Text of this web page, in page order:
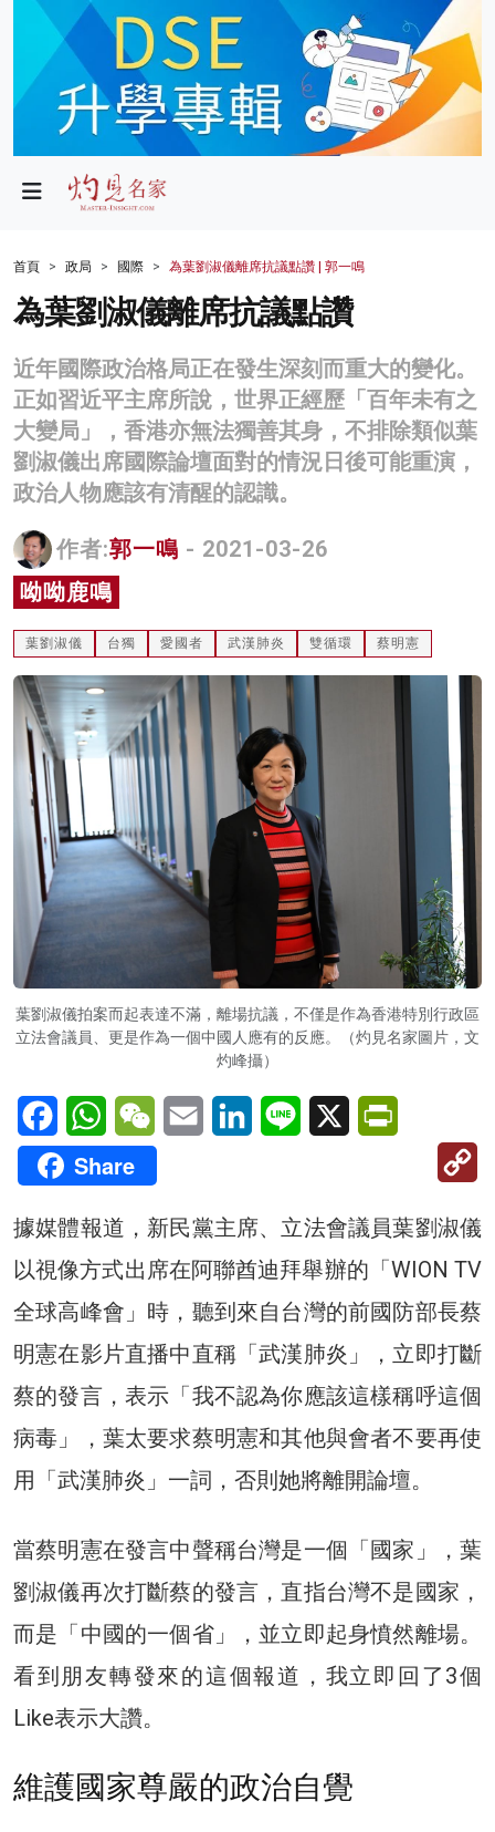
政局
財經
生活
商業
科技
影片
名家榜
灼見活動
首頁 政局 國際 為葉劉淑儀離席抗議點讚 | 郭一鳴
為葉劉淑儀離席抗議點讚
近年國際政治格局正在發生深刻而重大的變化。
正如習近平主席所說，世界正經歷「百年未有之
大變局」，香港亦無法獨善其身，不排除類似葉
劉淑儀出席國際論壇面對的情況日後可能重演，
政治人物應該有清醒的認識。
作者:郭一鳴 - 2021-03-26
呦呦鹿鳴
葉劉淑儀 台獨 愛國者 武漢肺炎 雙循環 蔡明憲
葉劉淑儀拍案而起表達不滿，離場抗議，不僅是作為香港特別行政區
立法會議員、更是作為一個中國人應有的反應。（灼見名家圖片，文
灼峰攝）
FacebookWhatsAppWeChatEmail LinkedInLine X
Share
據媒體報道，新民黨主席、立法會議員葉劉淑儀
以視像方式出席在阿聯酋迪拜舉辦的「WION TV
全球高峰會」時，聽到來自台灣的前國防部長蔡
明憲在影片直播中直稱「武漢肺炎」，立即打斷
蔡的發言，表示「我不認為你應該這樣稱呼這個
病毒」，葉太要求蔡明憲和其他與會者不要再使
用「武漢肺炎」一詞，否則她將離開論壇。
當蔡明憲在發言中聲稱台灣是一個「國家」，葉
劉淑儀再次打斷蔡的發言，直指台灣不是國家，
而是「中國的一個省」，並立即起身憤然離場。
看到朋友轉發來的這個報道，我立即回了3個
Like表示大讚。
維護國家尊嚴的政治自覺